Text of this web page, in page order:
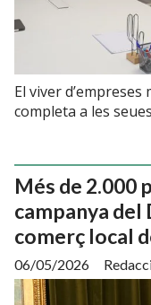
El viver
completa a les
Més de 2.000
campanya del
comerç local
06/05/2026